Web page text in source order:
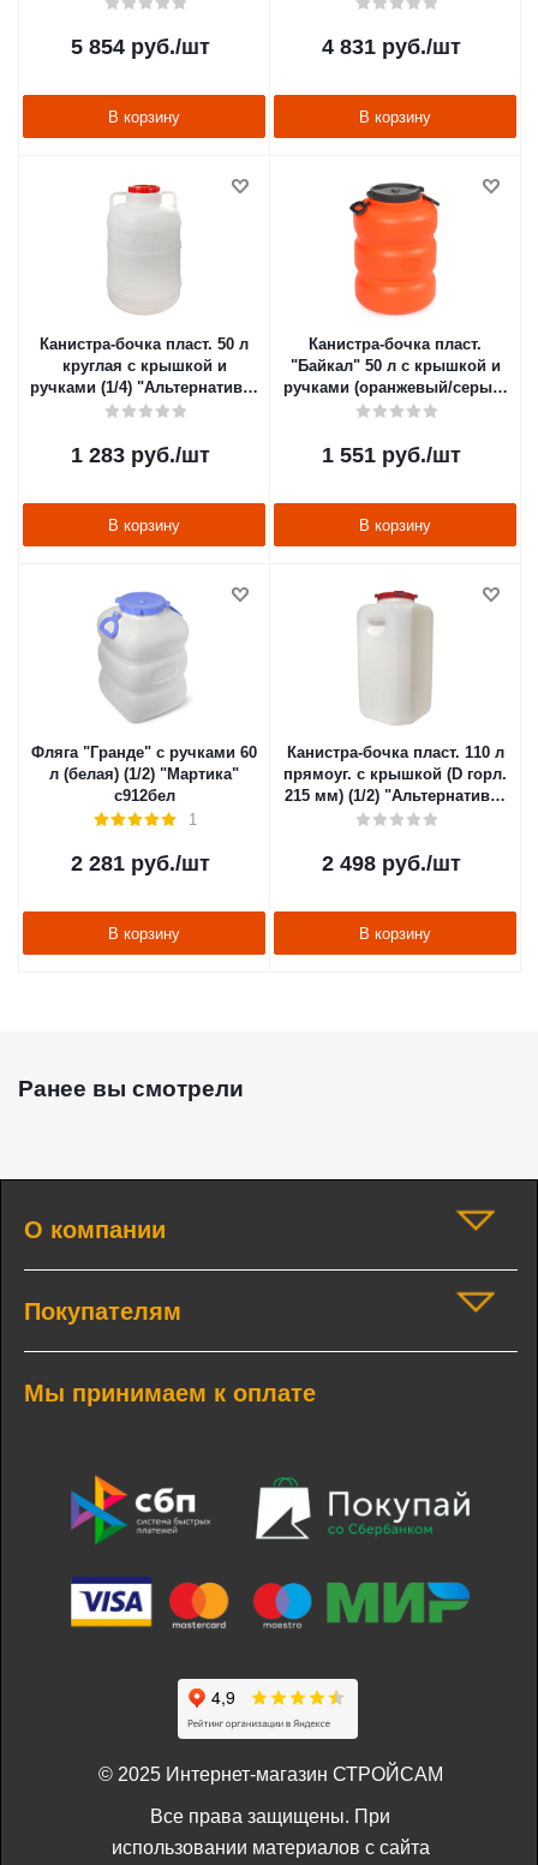
5 854руб./шт
В корзину
4 831руб./шт
В корзину
Канистра-бочка пласт. 50 л
круглая с крышкой и
ручками (1/4) "Альтернатива"
м048
1 283руб./шт
В корзину
Канистра-бочка пласт.
"Байкал" 50 л с крышкой и
ручками (оранжевый/серый)
(1/4) "Альтернатива" м7600
1 551руб./шт
В корзину
Фляга "Гранде" с ручками 60
л (белая) (1/2) "Мартика"
с912бел
1
2 281руб./шт
В корзину
Канистра-бочка пласт. 110 л
прямоуг. с крышкой (D горл.
215 мм) (1/2) "Альтернатива"
м410
2 498руб./шт
В корзину
Ранее вы смотрели
О компании
Покупателям
Мы принимаем к оплате
© 2025 Интернет-магазин СТРОЙСАМ
Все права защищены. При
использовании материалов с сайта